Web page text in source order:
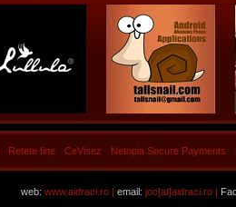
Retete fine CeVisez Netopia Secure Payments
web: www.aidraci.ro | email: joc[at]aidraci.ro |